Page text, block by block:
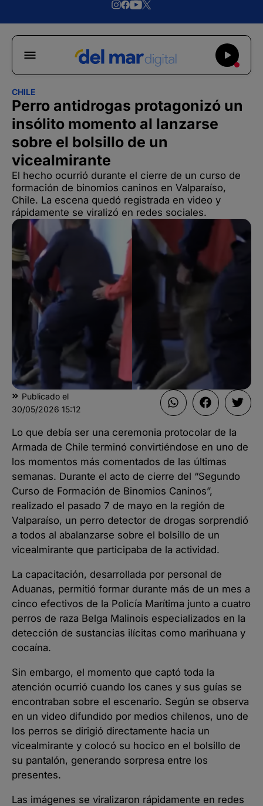
CHILE
Perro antidrogas protagonizó un
insólito momento al lanzarse
sobre el bolsillo de un
vicealmirante
El hecho ocurrió durante el cierre de un curso de
formación de binomios caninos en Valparaíso,
Chile. La escena quedó registrada en video y
rápidamente se viralizó en redes sociales.
Publicado el
30/05/2026 15:12
Lo que debía ser una ceremonia protocolar de la
Armada de Chile terminó convirtiéndose en uno de
los momentos más comentados de las últimas
semanas. Durante el acto de cierre del “Segundo
Curso de Formación de Binomios Caninos”,
realizado el pasado 7 de mayo en la región de
Valparaíso, un perro detector de drogas sorprendió
a todos al abalanzarse sobre el bolsillo de un
vicealmirante que participaba de la actividad.
La capacitación, desarrollada por personal de
Aduanas, permitió formar durante más de un mes a
cinco efectivos de la Policía Marítima junto a cuatro
perros de raza Belga Malinois especializados en la
detección de sustancias ilícitas como marihuana y
cocaína.
Sin embargo, el momento que captó toda la
atención ocurrió cuando los canes y sus guías se
encontraban sobre el escenario. Según se observa
en un video difundido por medios chilenos, uno de
los perros se dirigió directamente hacia un
vicealmirante y colocó su hocico en el bolsillo de
su pantalón, generando sorpresa entre los
presentes.
Las imágenes se viralizaron rápidamente en redes